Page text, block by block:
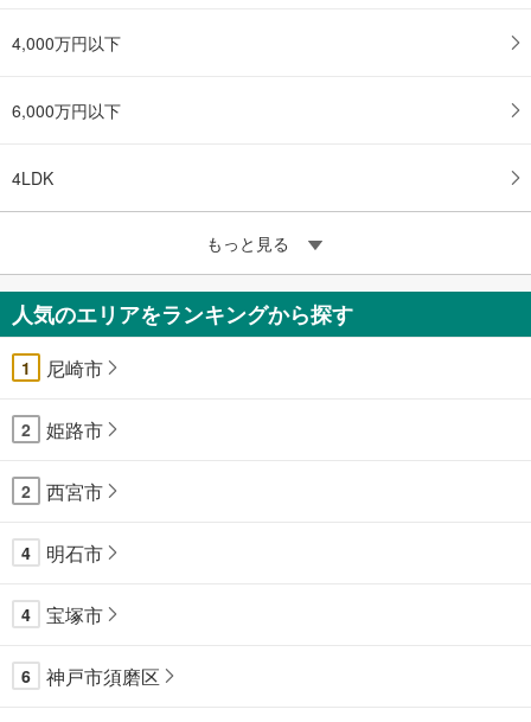
4,000万円以下
6,000万円以下
4LDK
もっと見る
人気のエリアをランキングから探す
1 尼崎市
2 姫路市
2 西宮市
4 明石市
4 宝塚市
6 神戸市須磨区